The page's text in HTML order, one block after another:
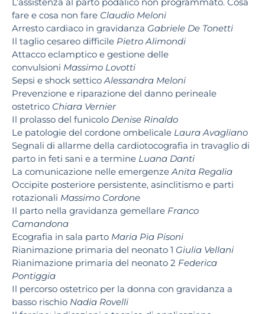
fare e cosa non fare Claudio Meloni
Arresto cardiaco in gravidanza Gabriele De Tonetti
Il taglio cesareo difficile Pietro Alimondi
Attacco eclamptico e gestione delle
convulsioni Massimo Lovotti
Sepsi e shock settico Alessandra Meloni
Prevenzione e riparazione del danno perineale
ostetrico Chiara Vernier
Il prolasso del funicolo Denise Rinaldo
Le patologie del cordone ombelicale Laura Avagliano
Segnali di allarme della cardiotocografia in travaglio di
parto in feti sani e a termine Luana Danti
La comunicazione nelle emergenze Anita Regalia
Occipite posteriore persistente, asinclitismo e parti
rotazionali Massimo Cordone
Il parto nella gravidanza gemellare Franco
Camandona
Ecografia in sala parto Maria Pia Pisoni
Rianimazione primaria del neonato 1 Giulia Vellani
Rianimazione primaria del neonato 2 Federica
Pontiggia
Il percorso ostetrico per la donna con gravidanza a
basso rischio Nadia Rovelli